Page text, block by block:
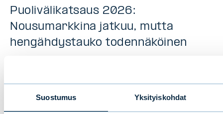
Suostumus Yksityiskohdat
Puolivälikatsaus 2026:
Nousumarkkina jatkuu, mutta
hengähdystauko todennäköinen